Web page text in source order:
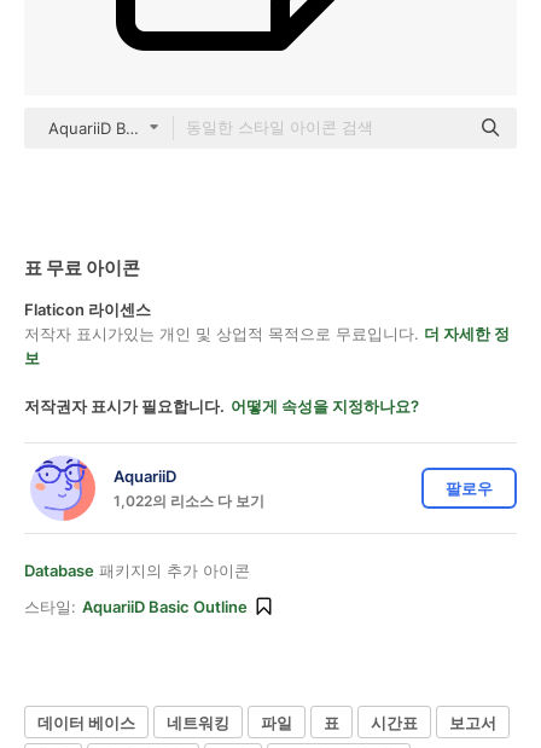
AquariiD Basic Outline
표 무료 아이콘
Flaticon 라이센스
저작자 표시가있는 개인 및 상업적 목적으로 무료입니다. 더 자세한 정
보
저작권자 표시가 필요합니다. 어떻게 속성을 지정하나요?
AquariiD
1,022의 리소스 다 보기
팔로우
Database 패키지의 추가 아이콘
스타일: AquariiD Basic Outline
데이터 베이스 네트워킹 파일 표 시간표
보고서